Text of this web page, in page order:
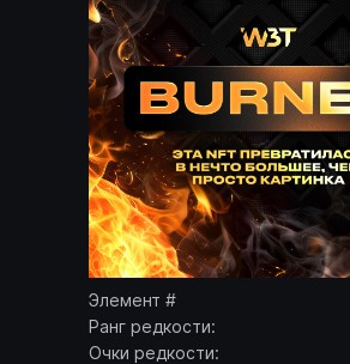
Элемент #
Ранг редкости:
Очки редкости: